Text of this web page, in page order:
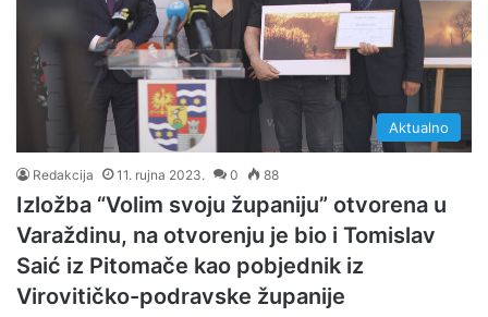
Aktualno
Redakcija 11. rujna 2023. 0 88
Izložba “Volim svoju županiju” otvorena u
Varaždinu, na otvorenju je bio i Tomislav
Saić iz Pitomače kao pobjednik iz
Virovitičko-podravske županije